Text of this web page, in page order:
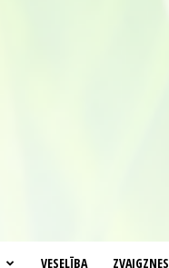
VESELĪBA ZVAIGZNES